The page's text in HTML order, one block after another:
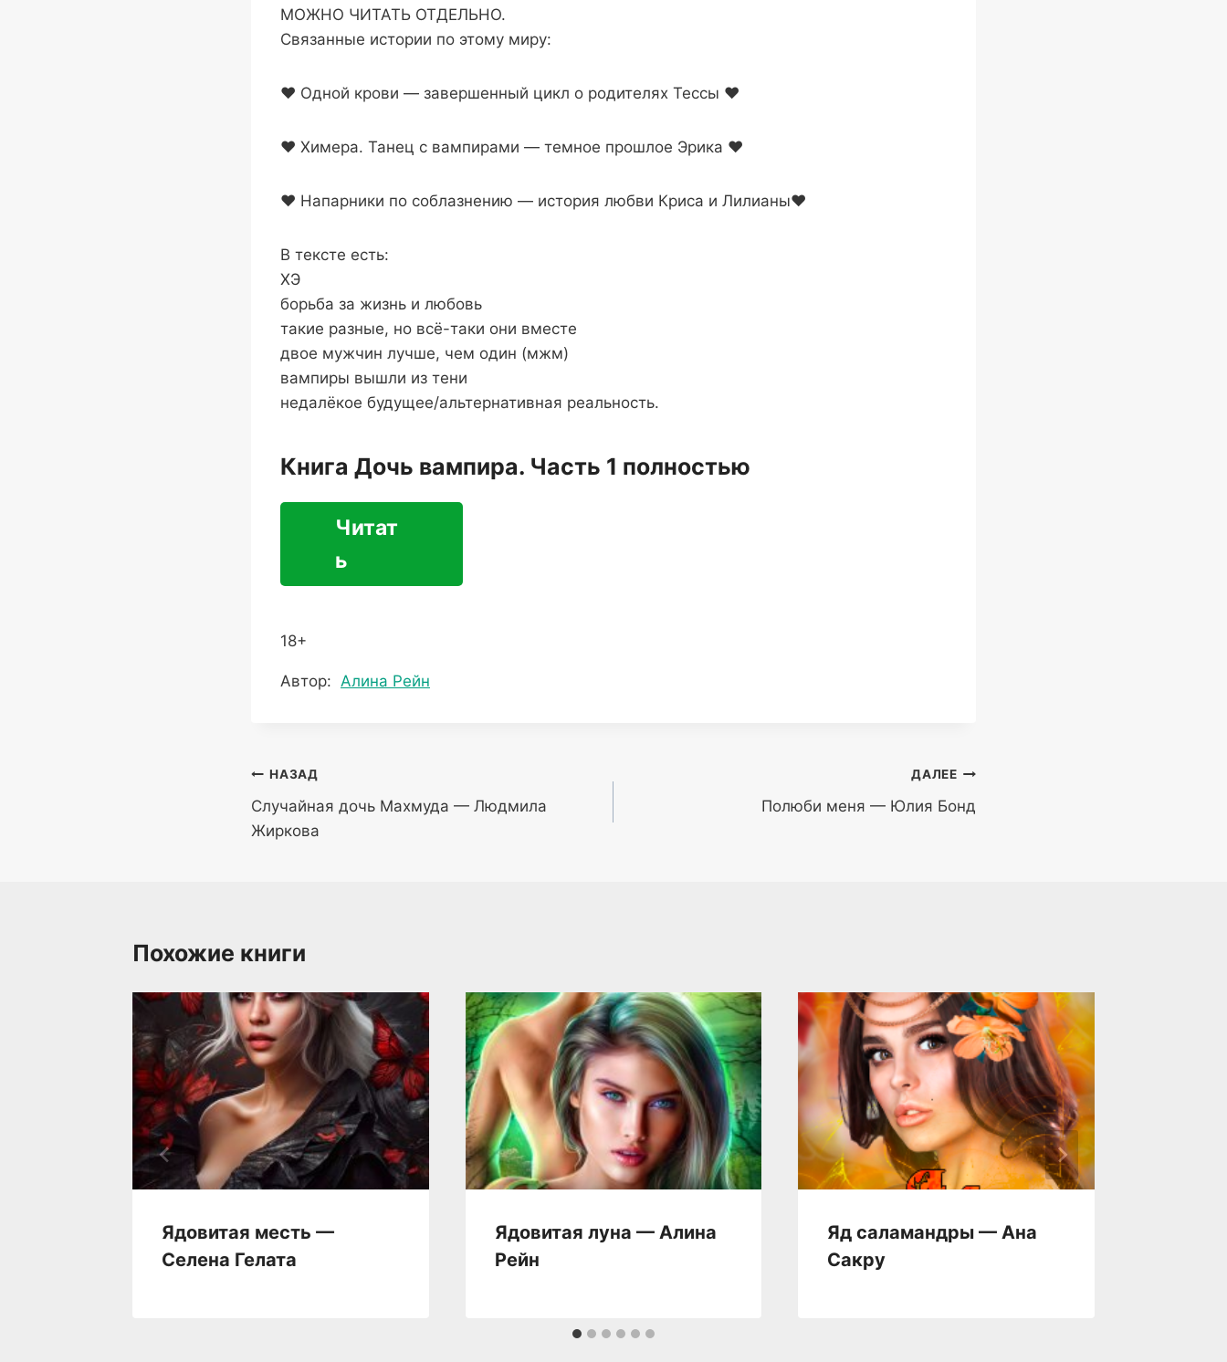
МОЖНО ЧИТАТЬ ОТДЕЛЬНО.
Связанные истории по этому миру:
❤ Одной крови — завершенный цикл о родителях Тессы ❤
❤ Химера. Танец с вампирами — темное прошлое Эрика ❤
❤ Напарники по соблазнению — история любви Криса и Лилианы❤
В тексте есть:
ХЭ
борьба за жизнь и любовь
такие разные, но всё-таки они вместе
двое мужчин лучше, чем один (мжм)
вампиры вышли из тени
недалёкое будущее/альтернативная реальность.
Книга Дочь вампира. Часть 1 полностью
Читат
ь
18+
Метки
Автор: Алина Рейн
Навигация
по
записям
НАЗАД
Случайная дочь Махмуда — Людмила
Жиркова
ДАЛЕЕ
Полюби меня — Юлия Бонд
Похожие книги
Ядовитая месть —
Селена Гелата
Ядовитая луна — Алина
Рейн
Яд саламандры — Ана
Сакру